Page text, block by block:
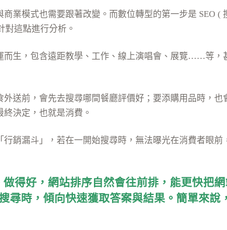
業模式也需要跟著改變。而數位轉型的第一步是 SEO
對這點進行分析。
生，包含遠距教學、工作、線上演唱會、展覽……等，
送前，會先去搜尋哪間餐廳評價好；要添購用品時，
決定，也就是消費。
銷漏斗」，若在一開始搜尋時，無法曝光在消費者眼
做得好，網站排序自然會往前排，能更快把
尋時，傾向快速獲取答案與結果。簡單來